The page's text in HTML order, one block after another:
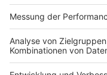
Impressum
Nutzungsbedingungen
Jobs